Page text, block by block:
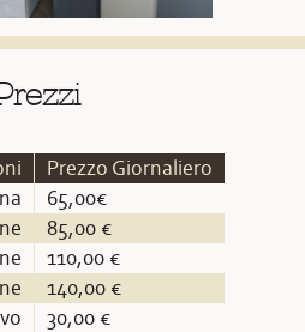
Prezzo Giornaliero
65,00€
85,00 €
110,00 €
140,00 €
30,00 €